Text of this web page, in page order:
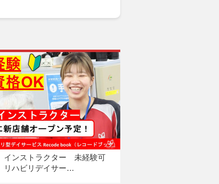
インストラクター 未経験可
リハビリデイサー…